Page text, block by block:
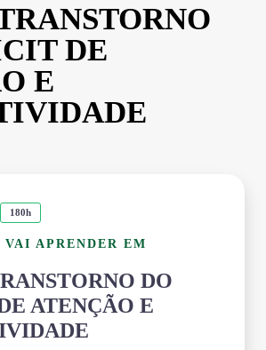
DE
E
180h
APRENDER EM
DO
ATENÇÃO E